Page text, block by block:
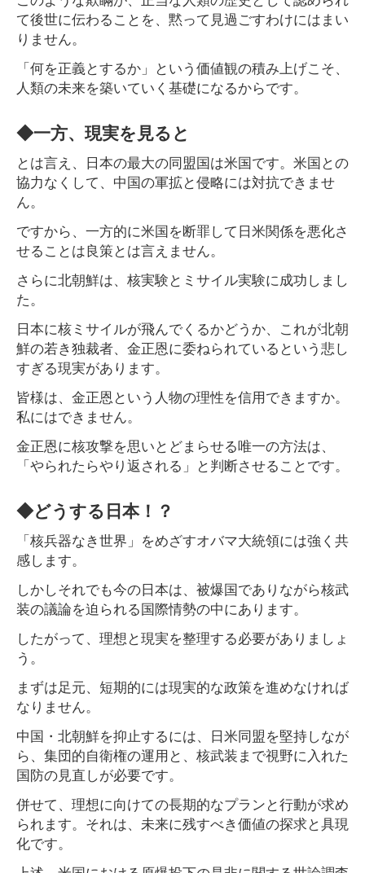
て後世に伝わることを、黙って見過ごすわけにはまい
りません。
「何を正義とするか」という価値観の積み上げこそ、
人類の未来を築いていく基礎になるからです。
◆一方、現実を見ると
とは言え、日本の最大の同盟国は米国です。米国との
協力なくして、中国の軍拡と侵略には対抗できませ
ん。
ですから、一方的に米国を断罪して日米関係を悪化さ
せることは良策とは言えません。
さらに北朝鮮は、核実験とミサイル実験に成功しまし
た。
日本に核ミサイルが飛んでくるかどうか、これが北朝
鮮の若き独裁者、金正恩に委ねられているという悲し
すぎる現実があります。
皆様は、金正恩という人物の理性を信用できますか。
私にはできません。
金正恩に核攻撃を思いとどまらせる唯一の方法は、
「やられたらやり返される」と判断させることです。
◆どうする日本！？
「核兵器なき世界」をめざすオバマ大統領には強く共
感します。
しかしそれでも今の日本は、被爆国でありながら核武
装の議論を迫られる国際情勢の中にあります。
したがって、理想と現実を整理する必要がありましょ
う。
まずは足元、短期的には現実的な政策を進めなければ
なりません。
中国・北朝鮮を抑止するには、日米同盟を堅持しなが
ら、集団的自衛権の運用と、核武装まで視野に入れた
国防の見直しが必要です。
併せて、理想に向けての長期的なプランと行動が求め
られます。それは、未来に残すべき価値の探求と具現
化です。